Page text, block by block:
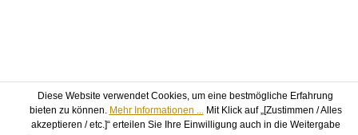
Diese Website verwendet Cookies, um eine bestmögliche Erfahrung
bieten zu können. Mehr Informationen ...Mit Klick auf „[Zustimmen / Alles
akzeptieren / etc.]“ erteilen Sie Ihre Einwilligung auch in die Weitergabe